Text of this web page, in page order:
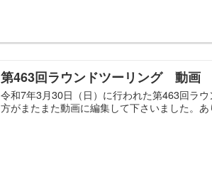
第463回ラウンドツーリング 動画
令和7年3月30日（日）に行われた第463回ラ
方がまたまた動画に編集して下さいました。あ